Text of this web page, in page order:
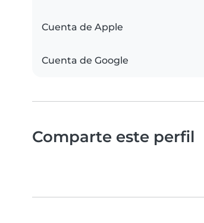
Cuenta de Apple
Cuenta de Google
Comparte este perfil